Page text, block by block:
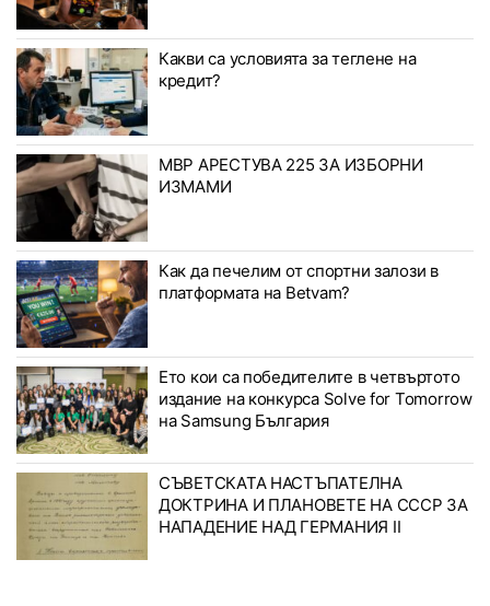
Какви са условията за теглене на
кредит?
МВР АРЕСТУВА 225 ЗА ИЗБОРНИ
ИЗМАМИ
Как да печелим от спортни залози в
платформата на Betvam?
Ето кои са победителите в четвъртото
издание на конкурса Solve for Tomorrow
на Samsung България
СЪВЕТСКАТА НАСТЪПАТЕЛНА
ДОКТРИНА И ПЛАНОВЕТЕ НА СССР ЗА
НАПАДЕНИЕ НАД ГЕРМАНИЯ II